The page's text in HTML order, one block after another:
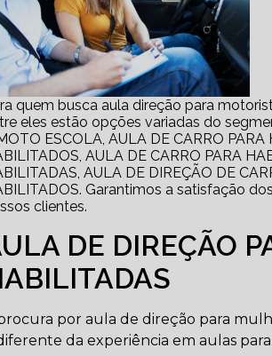
quem busca aula direção para
eles estão opções variadas do
ESCOLA, AULA DE CARRO
AULA DE CARRO PARA
AULA DE DIREÇÃO DE
Garantimos a satisfação
clientes.
DE DIREÇÃO
por aula de direção para
da experiência em aulas